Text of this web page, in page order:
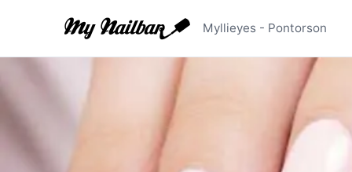
Myllieyes
Myllieyes - Pontorson